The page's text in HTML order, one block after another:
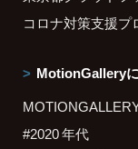
コロナ対策支援プ
MotionGallery
#2020 年代